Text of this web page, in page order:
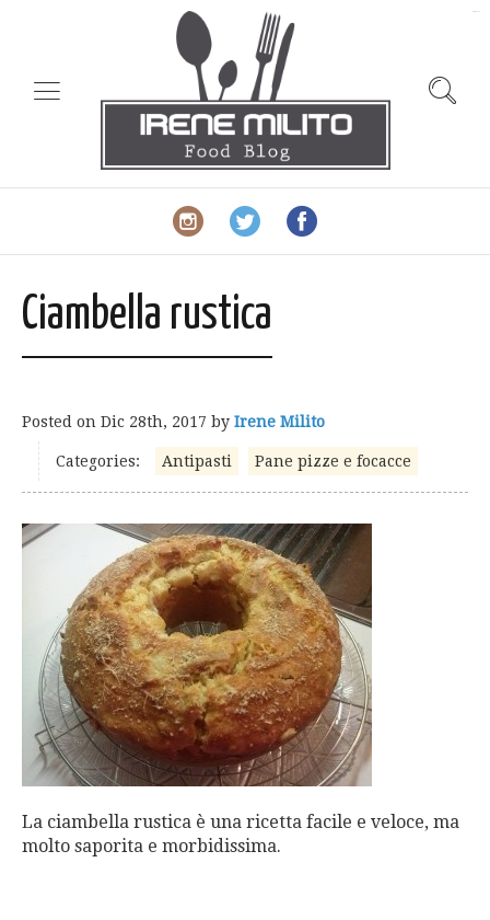
Ciambella rustica
Posted on Dic 28th, 2017 by Irene Milito
Categories: Antipasti Pane pizze e focacce
La ciambella rustica è una ricetta facile e veloce, ma
molto saporita e morbidissima.